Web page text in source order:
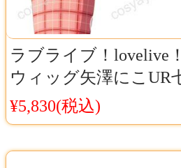
ラブライブ！lovelive
ウィッグ矢澤にこUR
天に感謝 カワイイコ
ィッグ
¥5,830(税込)